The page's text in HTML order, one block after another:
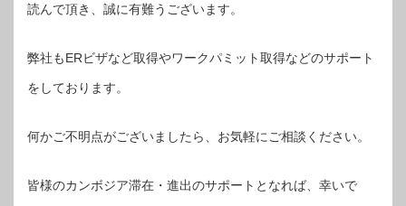
読んで頂き、誠に有難うございます。
弊社もERビザなど取得やワークパミット取得などのサポート
をしております。
何かご不明点がございましたら、お気軽にご相談ください。
皆様のカンボジア滞在・進出のサポートとなれば、幸いで